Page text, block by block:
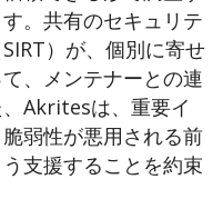
。共有のセキュリテ
）が、個別に寄せ
、メンテナーとの連
、Akritesは、重要イ
弱性が悪用される前
支援することを約束